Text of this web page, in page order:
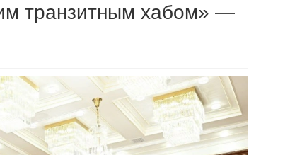
транзитным хабом» —